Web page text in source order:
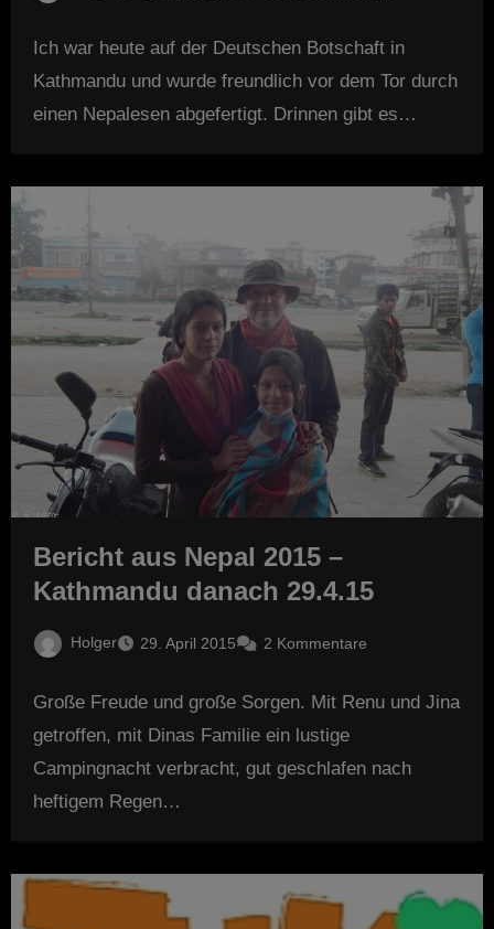
Ich war heute auf der Deutschen Botschaft in
Kathmandu und wurde freundlich vor dem Tor durch
einen Nepalesen abgefertigt. Drinnen gibt es…
Bericht aus Nepal 2015 –
Kathmandu danach 29.4.15
Holger 29. April 2015 2 Kommentare
Große Freude und große Sorgen. Mit Renu und Jina
getroffen, mit Dinas Familie ein lustige
Campingnacht verbracht, gut geschlafen nach
heftigem Regen…